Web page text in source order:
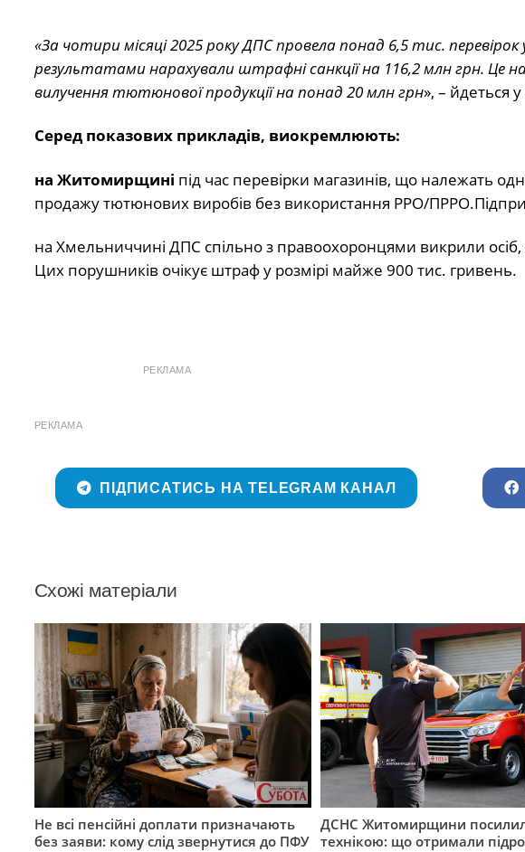
«За чотири місяці 2025 року ДПС провела понад 6,5 тис.
результатами нарахували штрафні санкції на 116,2 млн грн. Це
вилучення тютюнової продукції на понад 20 млн грн», – йдеться
Серед показових прикладів, виокремлюють:
на Житомирщині під час перевірки магазинів, що належать
продажу тютюнових виробів без використання РРО/
на Хмельниччині ДПС спільно з правоохоронцями викрили
Цих порушників очікує штраф у розмірі майже 900 тис. гривень.
РЕКЛАМА
РЕКЛАМА
ПІДПИСАТИСЬ НА TELEGRAM КАНАЛ
Схожі матеріали
Не всі пенсійні доплати призначають
без заяви: кому слід звернутися до ПФУ
ДСНС Житомирщини
технікою: що отримали